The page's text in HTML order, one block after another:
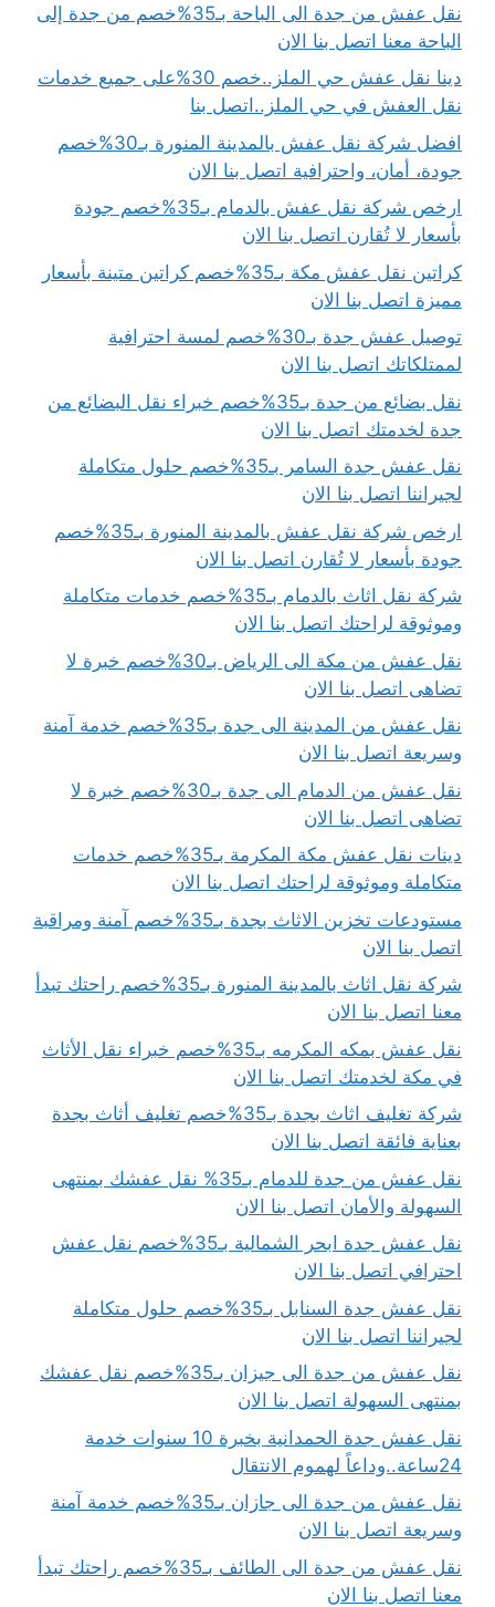
نقل عفش من جدة الى الباحة بـ35%خصم من جدة إلى
الباحة معنا اتصل بنا الان
دينا نقل عفش حي الملز..خصم 30%على جميع خدمات
نقل العفش في حي الملز..اتصل بنا
افضل شركة نقل عفش بالمدينة المنورة بـ30%خصم
جودة، أمان، واحترافية اتصل بنا الان
ارخص شركة نقل عفش بالدمام بـ35%خصم جودة
بأسعار لا تُقارن اتصل بنا الان
كراتين نقل عفش مكة بـ35%خصم كراتين متينة بأسعار
مميزة اتصل بنا الان
توصيل عفش جدة بـ30%خصم لمسة احترافية
لممتلكاتك اتصل بنا الان
نقل بضائع من جدة بـ35%خصم خبراء نقل البضائع من
جدة لخدمتك اتصل بنا الان
نقل عفش جدة السامر بـ35%خصم حلول متكاملة
لجيراننا اتصل بنا الان
ارخص شركة نقل عفش بالمدينة المنورة بـ35%خصم
جودة بأسعار لا تُقارن اتصل بنا الان
شركة نقل اثاث بالدمام بـ35%خصم خدمات متكاملة
وموثوقة لراحتك اتصل بنا الان
نقل عفش من مكة الى الرياض بـ30%خصم خبرة لا
تضاهى اتصل بنا الان
نقل عفش من المدينة الى جدة بـ35%خصم خدمة آمنة
وسريعة اتصل بنا الان
نقل عفش من الدمام الى جدة بـ30%خصم خبرة لا
تضاهى اتصل بنا الان
دينات نقل عفش مكة المكرمة بـ35%خصم خدمات
متكاملة وموثوقة لراحتك اتصل بنا الان
مستودعات تخزين الاثاث بجدة بـ35%خصم آمنة ومراقبة
اتصل بنا الان
شركة نقل اثاث بالمدينة المنورة بـ35%خصم راحتك تبدأ
معنا اتصل بنا الان
نقل عفش بمكه المكرمه بـ35%خصم خبراء نقل الأثاث
في مكة لخدمتك اتصل بنا الان
شركة تغليف اثاث بجدة بـ35%خصم تغليف أثاث بجدة
بعناية فائقة اتصل بنا الان
نقل عفش من جدة للدمام بـ35% نقل عفشك بمنتهى
السهولة والأمان اتصل بنا الان
نقل عفش جدة ابحر الشمالية بـ35%خصم نقل عفش
احترافي اتصل بنا الان
نقل عفش جدة السنابل بـ35%خصم حلول متكاملة
لجيراننا اتصل بنا الان
نقل عفش من جدة الى جيزان بـ35%خصم نقل عفشك
بمنتهى السهولة اتصل بنا الان
نقل عفش جدة الحمدانية بخبرة 10 سنوات خدمة
24ساعة..وداعاً لهموم الانتقال
نقل عفش من جدة الى جازان بـ35%خصم خدمة آمنة
وسريعة اتصل بنا الان
نقل عفش من جدة الى الطائف بـ35%خصم راحتك تبدأ
معنا اتصل بنا الان